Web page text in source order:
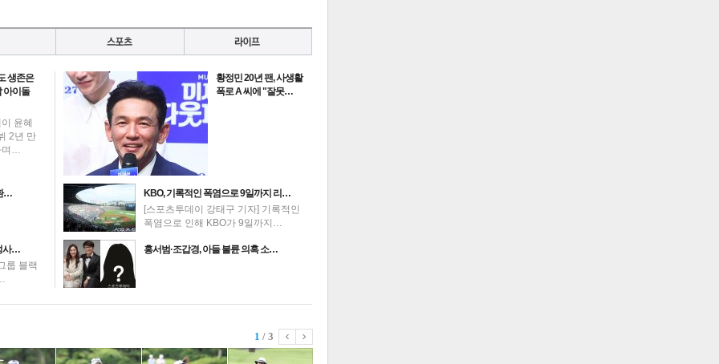
생존은
이돌
윤혜
2년 만
며…
…
사…
룹 블랙
황정민 20년 팬, 사생활
폭로 A 씨에 "잘못…
KBO, 기록적인 폭염으로 9일까지 리…
[스포츠투데이 강태구 기자] 기록적인
폭염으로 인해 KBO가 9일까지…
홍서범·조갑경, 아들 불륜 의혹 소…
1 / 3